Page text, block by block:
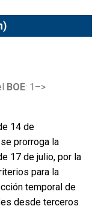
BOE: 1–>
14 de
prorroga la
17 de julio, por la
para la
temporal de
desde terceros